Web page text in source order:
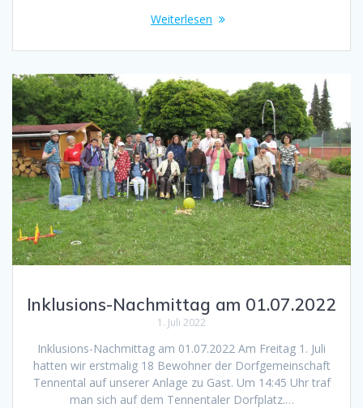
Weiterlesen
Inklusions-Nachmittag am 01.07.2022
1. Juli 2022
Inklusions-Nachmittag am 01.07.2022 Am Freitag 1. Juli
hatten wir erstmalig 18 Bewohner der Dorfgemeinschaft
Tennental auf unserer Anlage zu Gast. Um 14:45 Uhr traf
man sich auf dem Tennentaler Dorfplatz.…